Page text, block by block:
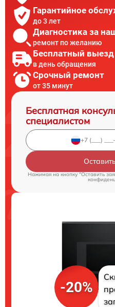
Гарантийное
до 3 лет
Диагностика за
ремонт по желанию
Бесплатный выезд
в день обращения
Срочный ремонт
от 35 минут
Бесплатная
специалистом
Нажимая на кнопку "Оставить
-20%